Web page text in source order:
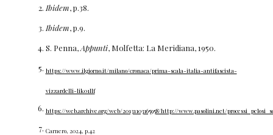
Ibidem, p.38.
Ibidem, p.9.
S. Penna,Appunti, Molfetta: La Meridiana, 1950.
https://www.ilgiorno.it/milano/cronaca/prima-scala-italia-antifascista-
vizzardelli-lik01llf
https://web.archive.org/web/20131103165958/http://www.pasolini.net/
Carnero, 2024, p.42